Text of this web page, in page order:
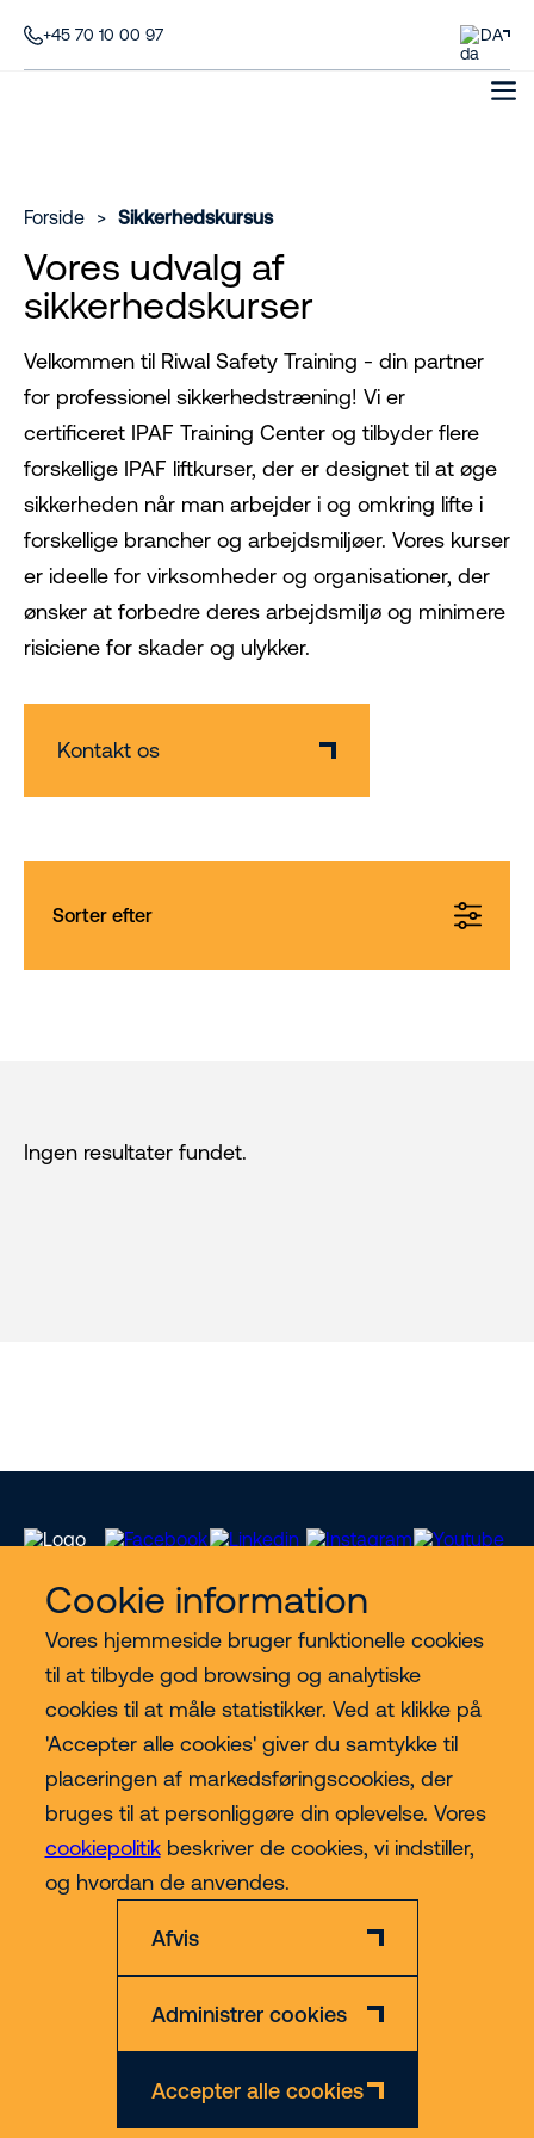
Cookie information
Vores hjemmeside bruger funktionelle cookies
til at tilbyde god browsing og analytiske
cookies til at måle statistikker. Ved at klikke på
'Accepter alle cookies' giver du samtykke til
placeringen af markedsføringscookies, der
bruges til at personliggøre din oplevelse. Vores
cookiepolitikbeskriver de cookies, vi indstiller,
og hvordan de anvendes.
Afvis
Administrer cookies
Accepter alle cookies
+45 70 10 00 97 DA
Forside > Sikkerhedskursus
Vores udvalg af
sikkerhedskurser
Velkommen til Riwal Safety Training - din partner
for professionel sikkerhedstræning! Vi er
certificeret IPAF Training Center og tilbyder flere
forskellige IPAF liftkurser, der er designet til at øge
sikkerheden når man arbejder i og omkring lifte i
forskellige brancher og arbejdsmiljøer. Vores kurser
er ideelle for virksomheder og organisationer, der
ønsker at forbedre deres arbejdsmiljø og minimere
risiciene for skader og ulykker.
Kontakt os
Sorter efter
Ingen resultater fundet.
Vores services
Lift kategorier
Contact
Mere
© 2026 Riwal - All rights reserved